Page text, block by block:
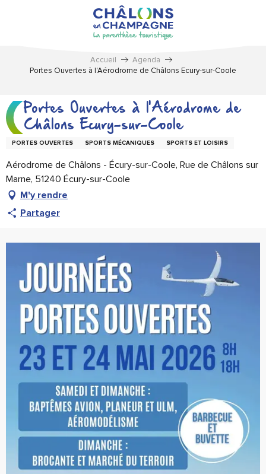
Accueil
Agenda
Portes Ouvertes à l'Aérodrome de Châlons Ecury-sur-Coole
Portes Ouvertes à l'Aérodrome de
Châlons Ecury-sur-Coole
PORTES OUVERTES SPORTS MÉCANIQUES SPORTS ET LOISIRS
Aérodrome de Châlons - Écury-sur-Coole, Rue de Châlons sur
Marne, 51240 Écury-sur-Coole
M'y rendre
Partager